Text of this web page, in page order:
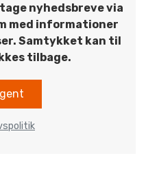
nyhedsbreve via
med informationer
Samtykket kan til
tilbage.